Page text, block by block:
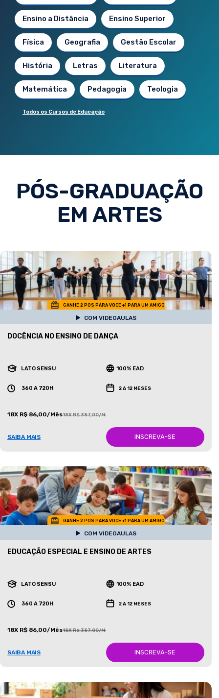
Ensino a Distância Ensino Superior
Física Geografia Gestão Escolar
História Letras Literatura
Matemática Pedagogia Teologia
Todos os Cursos de Educação
PÓS-GRADUAÇÃO
EM ARTES
GANHE 2 POS PARA VOCE +1 PARA UM AMIGO
COM VIDEOAULAS
DOCÊNCIA NO ENSINO DE DANÇA
LATO SENSU 100% EAD
360 A 720H 2 A 12 MESES
18X R$ 86,00/Mês18X R$ 387,00/Mês
SAIBA MAIS INSCREVA-SE
GANHE 2 POS PARA VOCE +1 PARA UM AMIGO
COM VIDEOAULAS
EDUCAÇÃO ESPECIAL E ENSINO DE ARTES
LATO SENSU 100% EAD
360 A 720H 2 A 12 MESES
18X R$ 86,00/Mês18X R$ 387,00/Mês
SAIBA MAIS INSCREVA-SE